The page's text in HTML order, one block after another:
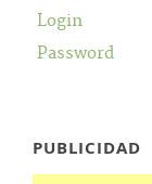
Login
Password
PUBLICIDAD